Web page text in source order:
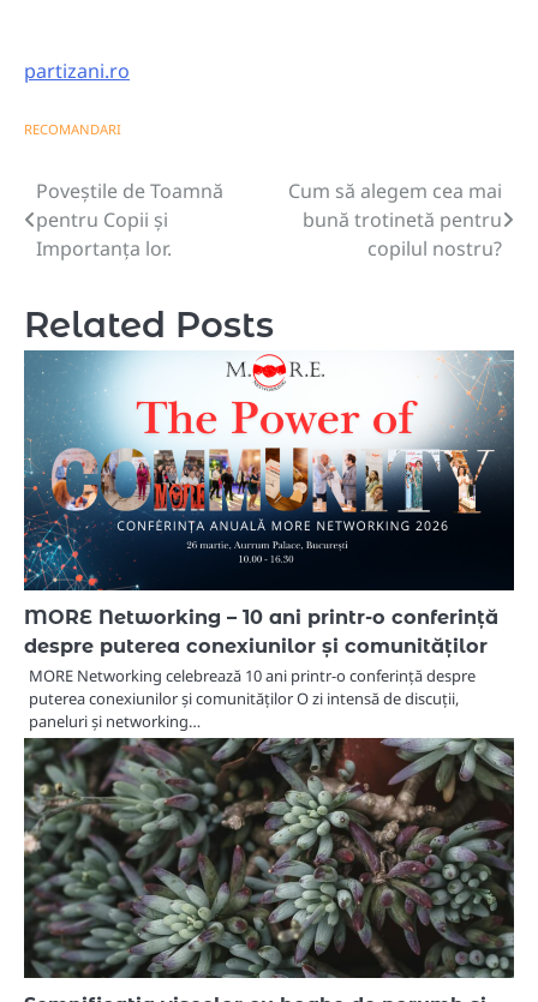
partizani.ro
RECOMANDARI
Navigare
în
Poveștile de Toamnă
pentru Copii și
Importanța lor.
Cum să alegem cea mai
bună trotinetă pentru
copilul nostru?
Related Posts
MORE Networking – 10 ani printr-o conferință
despre puterea conexiunilor și comunităților
MORE Networking celebrează 10 ani printr-o conferință despre
puterea conexiunilor și comunităților O zi intensă de discuții,
paneluri și networking…